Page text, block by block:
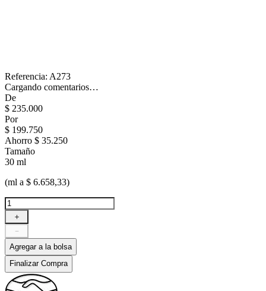
Referencia: A273
Cargando comentarios…
De
$ 235.000
Por
$ 199.750
Ahorro $ 35.250
Tamaño
30 ml
(ml a $ 6.658,33)
＋
－
Agregar a la bolsa
Finalizar Compra